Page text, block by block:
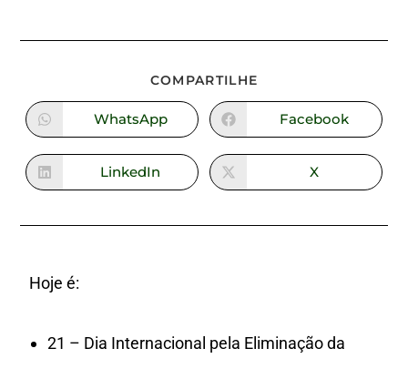
COMPARTILHE
WhatsApp Facebook
LinkedIn X
Hoje é:
21 – Dia Internacional pela Eliminação da